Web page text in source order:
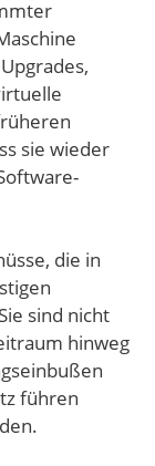
sie wieder
die in
sind nicht
hinweg
führen